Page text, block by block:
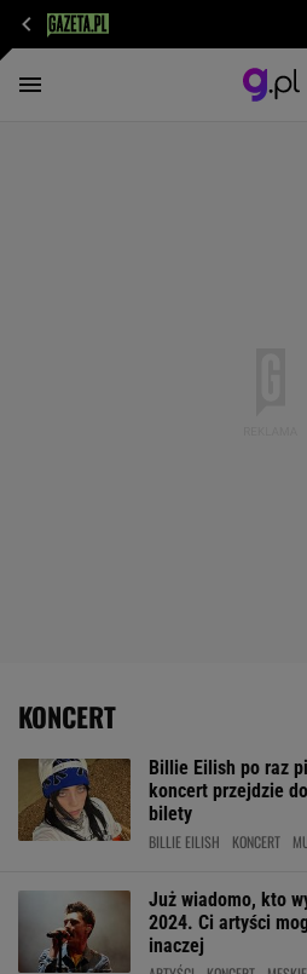
KONCERT
Billie Eilish po raz
koncert przejdzie
bilety
BILLIE EILISH KONCERT
Już wiadomo, kto
2024. Ci artyści
inaczej